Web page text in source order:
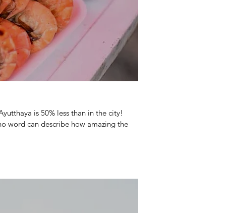
is 50% less than in the city!
word can describe how amazing the